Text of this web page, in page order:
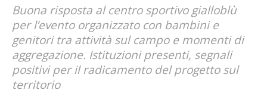
Buona risposta al centro sportivo gialloblù
per l’evento organizzato con bambini e
genitori tra attività sul campo e momenti di
aggregazione. Istituzioni presenti, segnali
positivi per il radicamento del progetto sul
territorio